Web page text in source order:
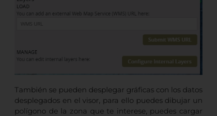
También se pueden desplegar gráficas con los datos
desplegados en el visor, para ello puedes dibujar un
polígono de la zona que te interese, puedes cargar